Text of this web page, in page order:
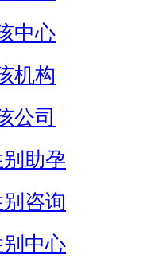
中心
机构
公司
助孕
咨询
中心